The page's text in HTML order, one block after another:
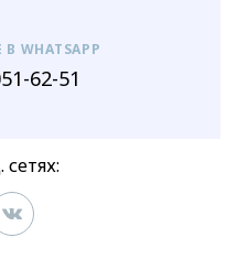
WHATSAPP
62-51